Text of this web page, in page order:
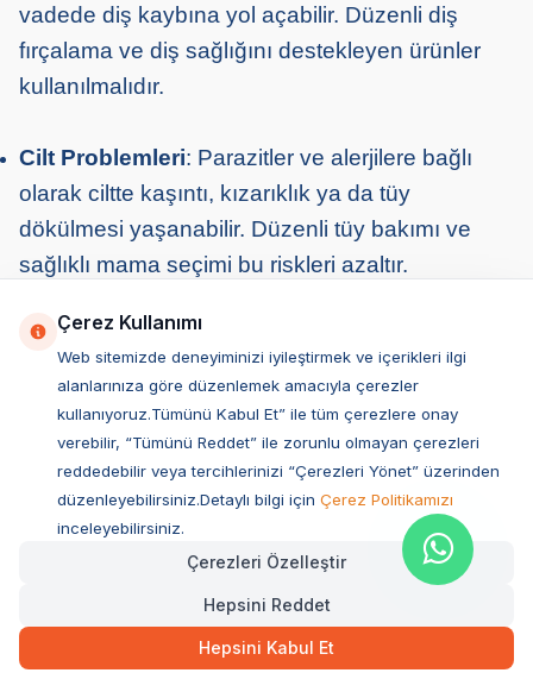
vadede diş kaybına yol açabilir. Düzenli diş
fırçalama ve diş sağlığını destekleyen ürünler
kullanılmalıdır.
Cilt Problemleri: Parazitler ve alerjilere bağlı
olarak ciltte kaşıntı, kızarıklık ya da tüy
dökülmesi yaşanabilir. Düzenli tüy bakımı ve
sağlıklı mama seçimi bu riskleri azaltır.
Kalp Problemleri: Özellikle ileri yaşlarda kalp
kapakçığı hastalıklarına rastlanabilir. Düzenli
kontroller erken teşhis açısından kritik öneme
sahiptir.
Sağlık İçin Önleyici Bakım Önerileri
Yıllık sağlık kontrolleri ve aşı takvimine uyum
Parazit önleyici damla ve tabletler düzenli
Çerez Kullanımı
Web sitemizde deneyiminizi iyileştirmek ve içerikleri ilgi
alanlarınıza göre düzenlemek amacıyla çerezler
kullanıyoruz.Tümünü Kabul Et” ile tüm çerezlere onay
verebilir, “Tümünü Reddet” ile zorunlu olmayan çerezleri
reddedebilir veya tercihlerinizi “Çerezleri Yönet” üzerinden
düzenleyebilirsiniz.Detaylı bilgi için Çerez Politikamızı
inceleyebilirsiniz.
Çerezleri Özelleştir
Hepsini Reddet
Hepsini Kabul Et